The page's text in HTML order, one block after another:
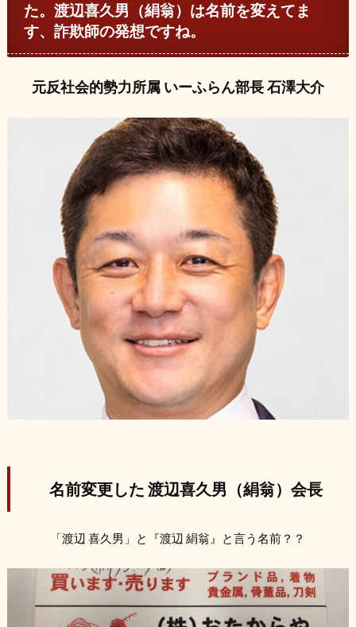
た。渡辺喜久男（絹翁）は名前を変えてま
す、詐欺師の発想ですね。
元反社会的勢力所属 いーふらん部長 石澤大介
名前変更した 渡辺喜久男（絹翁）会長
「渡辺 喜久男」と『渡辺 絹翁』と言う名前？？